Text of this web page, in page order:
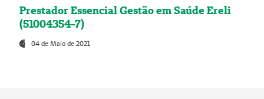
Prestador Essencial Gestão em Saúde Ereli
(51004354-7)
04 de Maio de 2021